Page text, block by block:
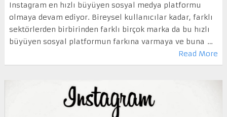
Instagram en hızlı büyüyen sosyal medya platformu
olmaya devam ediyor. Bireysel kullanıcılar kadar, farklı
sektörlerden birbirinden farklı birçok marka da bu hızlı
büyüyen sosyal platformun farkına varmaya ve buna …
Read More